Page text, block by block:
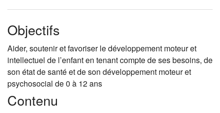
Objectifs
Aider, soutenir et favoriser le développement moteur et
intellectuel de l’enfant en tenant compte de ses besoins, de
son état de santé et de son développement moteur et
psychosocial de 0 à 12 ans
Contenu